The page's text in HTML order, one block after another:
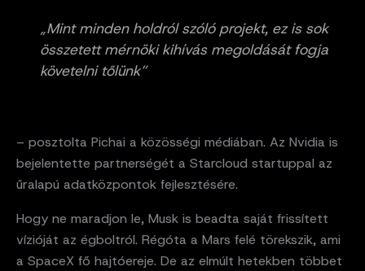
„Mint minden holdról szóló projekt, ez is sok
összetett mérnöki kihívás megoldását fogja
követelni tőlünk”
– posztolta Pichai a közösségi médiában. Az Nvidia is
bejelentette partnerségét a Starcloud startuppal az
űralapú adatközpontok fejlesztésére.
Hogy ne maradjon le, Musk is beadta saját frissített
vízióját az égboltról. Régóta a Mars felé törekszik, ami
a SpaceX fő hajtóereje. De az elmúlt hetekben többet